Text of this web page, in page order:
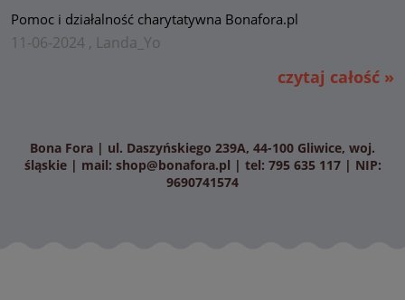
Pomoc i działalność charytatywna Bonafora.pl
11-06-2024 , Landa_Yo
czytaj całość »
Bona Fora | ul. Daszyńskiego 239A, 44-100 Gliwice, woj.
śląskie | mail: shop@bonafora.pl | tel: 795 635 117 | NIP:
9690741574